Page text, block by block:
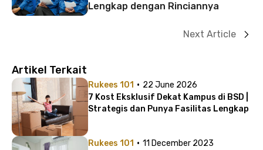
Lengkap dengan Rinciannya
Next Article
Artikel Terkait
Rukees 101 · 22 June 2026
7 Kost Eksklusif Dekat Kampus di BSD |
Strategis dan Punya Fasilitas Lengkap
Rukees 101 · 11 December 2023